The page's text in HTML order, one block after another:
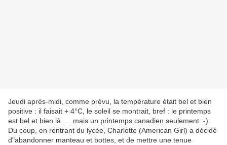
Jeudi après-midi, comme prévu, la température était bel et bien
positive : il faisait + 4°C, le soleil se montrait, bref : le printemps
est bel et bien là .... mais un printemps canadien seulement :-)
Du coup, en rentrant du lycée, Charlotte (American Girl) a décidé
d"abandonner manteau et bottes, et de mettre une tenue